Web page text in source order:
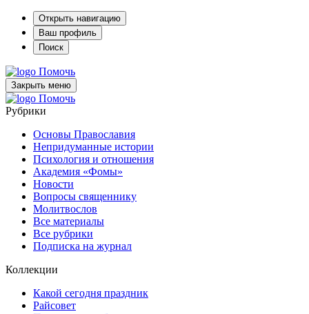
Открыть навигацию
Ваш профиль
Поиск
Помочь
Закрыть меню
Помочь
Рубрики
Основы Православия
Непридуманные истории
Психология и отношения
Академия «Фомы»
Новости
Вопросы священнику
Молитвослов
Все материалы
Все рубрики
Подписка на журнал
Коллекции
Какой сегодня праздник
Райсовет